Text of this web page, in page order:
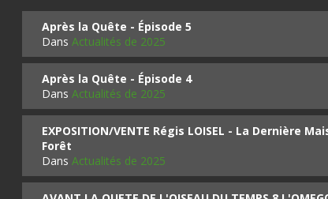
Après la Quête - Épisode 5
Dans Actualités de 2025
Après la Quête - Épisode 4
Dans Actualités de 2025
EXPOSITION/VENTE Régis LOISEL - La Dernière
Forêt
Dans Actualités de 2025